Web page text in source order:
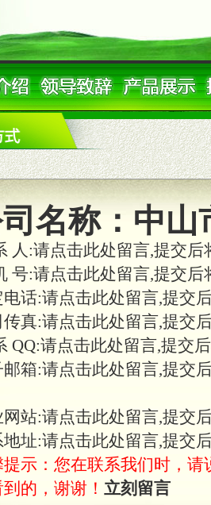
名称： 中山
人:请点击此处留言,提交
号:请点击此处留言,提交
电话:请点击此处留言,提交
真:请点击此处留言,提交
QQ:请点击此处留言,提交
箱:请点击此处留言,提交
站:请点击此处留言,提交
址:请点击此处留言,提交
示：您在联系我们时，请
的，谢谢！ 立刻留言